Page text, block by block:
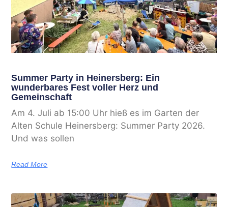
Summer Party in Heinersberg: Ein
wunderbares Fest voller Herz und
Gemeinschaft
Am 4. Juli ab 15:00 Uhr hieß es im Garten der
Alten Schule Heinersberg: Summer Party 2026.
Und was sollen
Read More